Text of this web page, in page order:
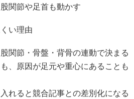
関節や足首も動かす
い理由
関節・骨盤・背骨の連動で決まる
、原因が足元や重心にあることも
れると競合記事との差別化になる